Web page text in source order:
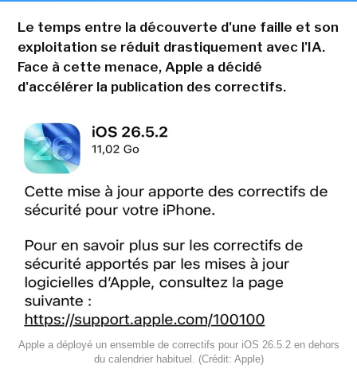
Le temps entre la découverte d'une faille et son
exploitation se réduit drastiquement avec l'IA.
Face à cette menace, Apple a décidé
d'accélérer la publication des correctifs.
Apple a déployé un ensemble de correctifs pour iOS 26.5.2 en dehors
du calendrier habituel. (Crédit: Apple)